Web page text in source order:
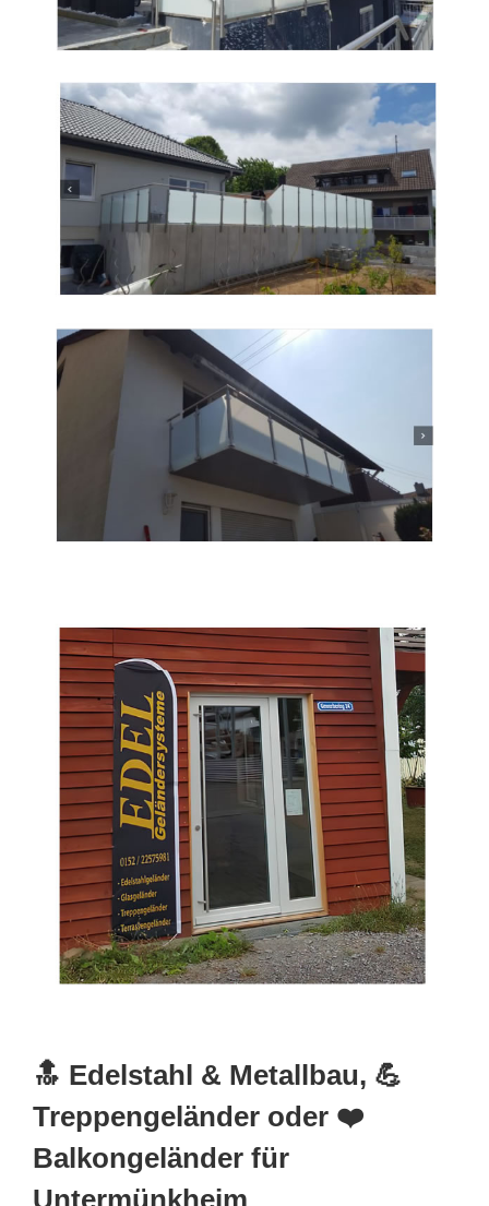
🔝 Edelstahl & Metallbau, 💪
Treppengeländer oder ❤️
Balkongeländer für
Untermünkheim